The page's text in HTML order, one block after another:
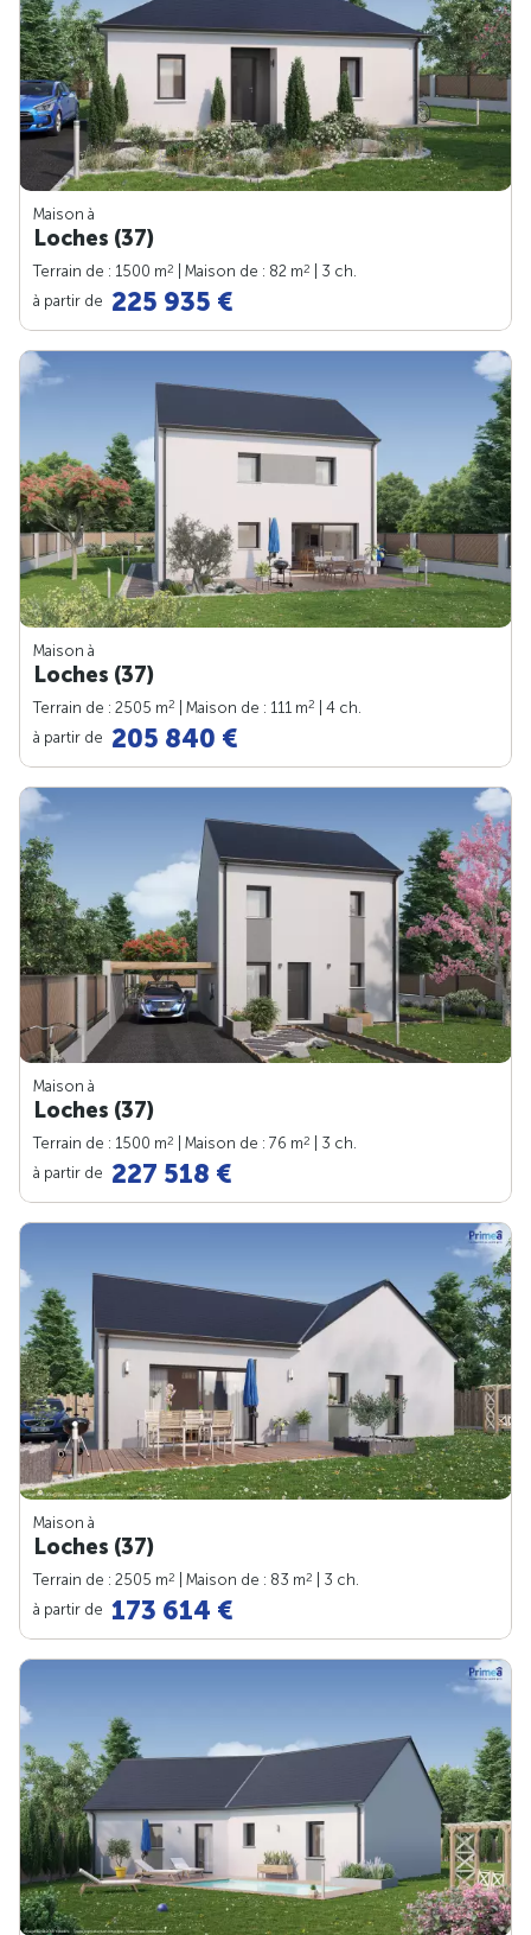
Maison à
Loches (37)
Terrain de : 1500 m2 | Maison de : 82 m2
| 3 ch.
à partir de 225 935 €
Maison à
Loches (37)
Terrain de : 2505 m2 | Maison de : 111 m2
| 4 ch.
à partir de 205 840 €
Maison à
Loches (37)
Terrain de : 1500 m2 | Maison de : 76 m2
| 3 ch.
à partir de 227 518 €
Maison à
Loches (37)
Terrain de : 2505 m2 | Maison de : 83 m2
| 3 ch.
à partir de 173 614 €